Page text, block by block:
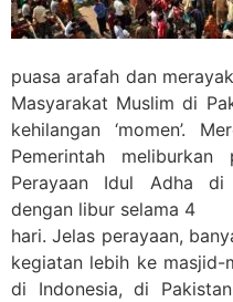
puasa arafah dan
Masyarakat Muslim di
kehilangan ‘momen’.
Pemerintah
Perayaan Idul Adha di
dengan libur selama 4
hari. Jelas perayaan,
kegiatan lebih ke
di Indonesia, di